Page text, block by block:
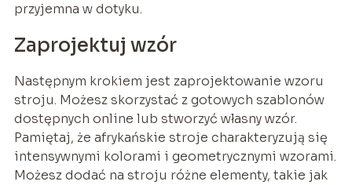
przyjemna w dotyku.
Zaprojektuj wzór
Następnym krokiem jest zaprojektowanie wzoru
stroju. Możesz skorzystać z gotowych szablonów
dostępnych online lub stworzyć własny wzór.
Pamiętaj, że afrykańskie stroje charakteryzują się
intensywnymi kolorami i geometrycznymi wzorami.
Możesz dodać na stroju różne elementy, takie jak